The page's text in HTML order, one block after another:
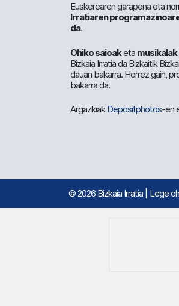
Euskerearen garapena eta
Irratiaren
da.
Ohiko saioaketa musikalak
Bizkaia Irratia da Bizkaitik
dauan bakarra. Horrez gain,
bakarra da.
ArgazkiakDepositphotos-en
© 2026 Bizkaia Irratia Lege